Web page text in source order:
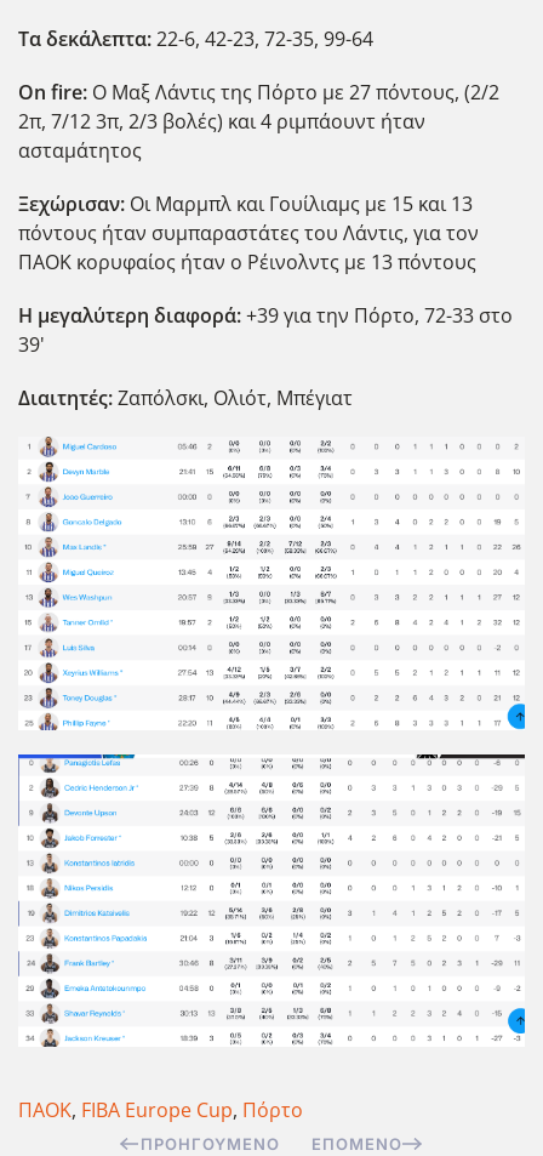
Τα δεκάλεπτα:22-6, 42-23, 72-35, 99-64
Οn fire: Ο Μαξ Λάντις της Π΄ορτο με 27 πόντους, (2/2
2π, 7/12 3π, 2/3 βολές) και 4 ριμπάουντ ήταν
ασταμάτητος
Ξεχώρισαν: Οι Μαρμπλ και Γουίλιαμς με 15 και 13
πόντους ήταν συμπαραστάτες του Λάντις, για τον
ΠΑΟΚ κορυφαίος ήταν ο Ρέινολντς με 13 πόντους
Η μεγαλύτερη διαφορά:+39 για την Πόρτο, 72-33 στο
39'
Διαιτητές:Ζαπόλσκι, Ολιότ, Μπέγιατ
ΠΑΟΚ, FIBA Europe Cup, Πόρτο
ΠΡΟΗΓΟΎΜΕΝΟ ΕΠΌΜΕΝΟ